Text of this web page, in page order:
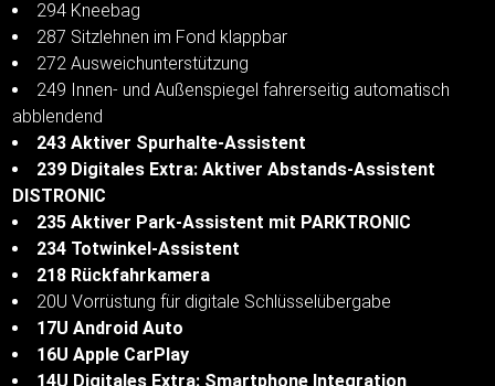
294 Kneebag
287 Sitzlehnen im Fond klappbar
272 Ausweichunterstützung
249 Innen- und Außenspiegel fahrerseitig automatisch
abblendend
243 Aktiver Spurhalte-Assistent
239 Digitales Extra: Aktiver Abstands-Assistent
DISTRONIC
235 Aktiver Park-Assistent mit PARKTRONIC
234 Totwinkel-Assistent
218 Rückfahrkamera
20U Vorrüstung für digitale Schlüsselübergabe
17U Android Auto
16U Apple CarPlay
14U Digitales Extra: Smartphone Integration